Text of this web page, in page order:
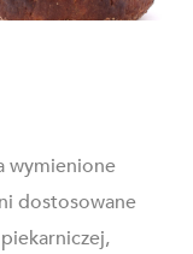
wymienione
dostosowane